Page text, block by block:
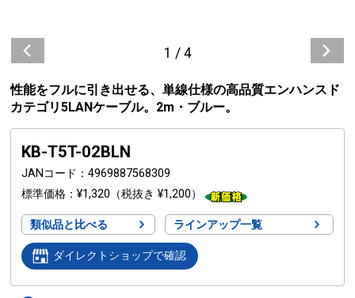
1 / 4
性能をフルに引き出せる、単線仕様の高品質エンハンスド
カテゴリ5LANケーブル。2m・ブルー。
KB-T5T-02BLN
JANコード
4969887568309
標準価格
¥1,320 （税抜き ¥1,200）
類似品と比べる ラインアップ一覧
ダイレクトショップで確認